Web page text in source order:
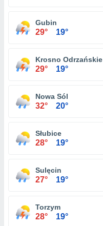
Gubin
29° 19°
Krosno Odrzańskie
29° 19°
Nowa Sól
32° 20°
Słubice
28° 19°
Sulęcin
27° 19°
Torzym
28° 19°